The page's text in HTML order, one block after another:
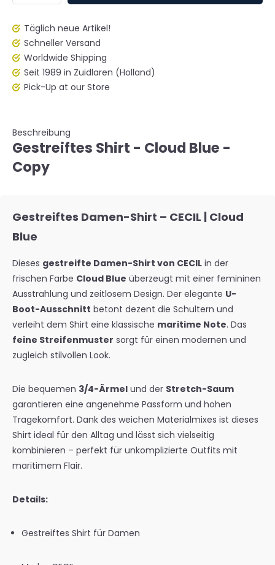
Täglich neue Artikel!
Schneller Versand
Worldwide Shipping
Seit 1989 in Zuidlaren (Holland)
Pick-Up at our Store
Beschreibung
Gestreiftes Shirt - Cloud Blue -
Copy
Gestreiftes Damen-Shirt – CECIL | Cloud
Blue
Dieses gestreifte Damen-Shirt von CECIL in der
frischen Farbe Cloud Blue überzeugt mit einer femininen
Ausstrahlung und zeitlosem Design. Der elegante U-
Boot-Ausschnitt betont dezent die Schultern und
verleiht dem Shirt eine klassische maritime Note. Das
feine Streifenmuster sorgt für einen modernen und
zugleich stilvollen Look.
Die bequemen 3/4-Ärmel und der Stretch-Saum
garantieren eine angenehme Passform und hohen
Tragekomfort. Dank des weichen Materialmixes ist dieses
Shirt ideal für den Alltag und lässt sich vielseitig
kombinieren – perfekt für unkomplizierte Outfits mit
maritimem Flair.
Details:
Gestreiftes Shirt für Damen